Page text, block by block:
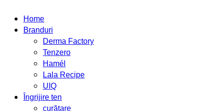
Home
Branduri
Derma Factory
Tenzero
Hamél
Lala Recipe
UIQ
Îngrijire ten
curățare